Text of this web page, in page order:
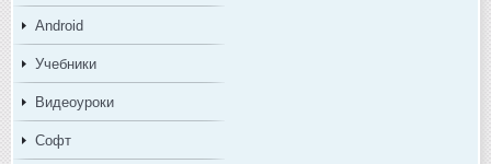
Android
Учебники
Видеоуроки
Софт